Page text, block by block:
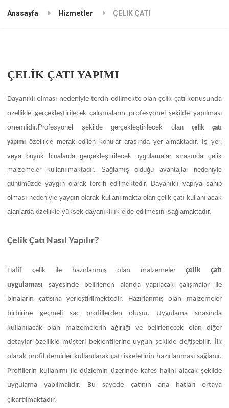
Anasayfa Hizmetler ÇELIK ÇATI
ÇELİK ÇATI YAPIMI
Dayanıklı olması nedeniyle tercih edilmekte olan çelik çatı konusunda
özellikle gerçekleştirilecek çalışmaların profesyonel şekilde yapılması
önemlidir.Profesyonel şekilde gerçekleştirilecek olançelik çatı
yapımı özellikle merak edilen konular arasında yer almaktadır. İş yeri
veya büyük binalarda gerçekleştirilecek uygulamalar sırasında çelik
malzemeler kullanılmaktadır. Sağlamış olduğu avantajlar nedeniyle
günümüzde yaygın olarak tercih edilmektedir. Dayanıklı yapıya sahip
olması nedeniyle yaygın olarak kullanılmakta olan çelik çatı kullanılacak
alanlarda özellikle yüksek dayanıklılık elde edilmesini sağlamaktadır.
Çelik Çatı Nasıl Yapılır?
Hafif çelik ile hazırlanmış olan malzemelerçelik çatı
uygulaması sayesinde belirlenen alanda yapılacak çalışmalar ile
binaların çatısına yerleştirilmektedir. Hazırlanmış olan malzemeler
birbirine geçmeli sac profillerden oluşur. Uygulama sırasında
kullanılacak olan malzemelerin ağırlığı ve belirlenecek olan diğer
detaylar özellikle müşteri beklentilerine uygun şekilde değişebilir. İlk
olarak profil demirler kullanılarak çatı iskeletinin hazırlanması sağlanır.
Profillerin kullanımı ile düzlemin üzerinde kafes halini alacak şekilde
uygulama yapılmalıdır. Bu sayede çatının ana hatları ortaya
çıkartılmaktadır.